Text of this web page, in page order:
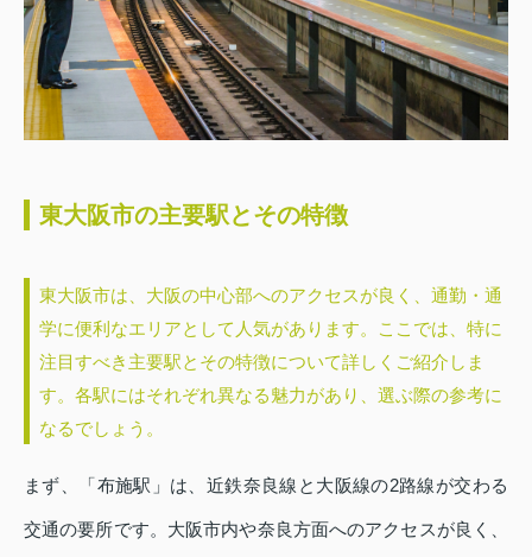
東大阪市の主要駅とその特徴
東大阪市は、大阪の中心部へのアクセスが良く、通勤・通
学に便利なエリアとして人気があります。ここでは、特に
注目すべき主要駅とその特徴について詳しくご紹介しま
す。各駅にはそれぞれ異なる魅力があり、選ぶ際の参考に
なるでしょう。
まず、「布施駅」は、近鉄奈良線と大阪線の2路線が交わる
交通の要所です。大阪市内や奈良方面へのアクセスが良く、